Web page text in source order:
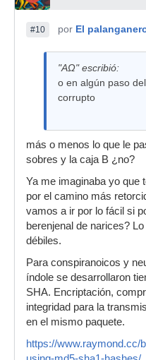
#10 por El
"AΩ" escribió:
o en algún paso
corrupto
más o menos lo que le
sobres y la caja B ¿no?
Ya me imaginaba yo que
por el camino más
vamos a ir por lo fácil si
berenjenal de narices?
débiles.
Para conspiranoicos y
índole se desarrollaron
SHA. Encriptación,
integridad para la
en el mismo paquete.
https://www.raymond.cc/